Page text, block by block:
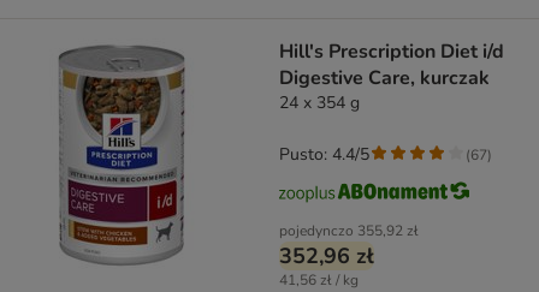
Hill's Prescription Diet i/d
Digestive Care, kurczak
24 x 354 g
pojedynczo 355,92 zł
352,96 zł
41,56 zł / kg
Pusto: 4.4/5 (67)